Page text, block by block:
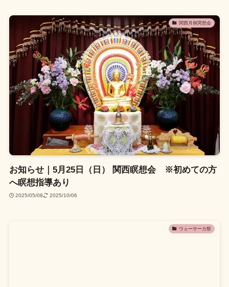
関西月例冥想会
お知らせ｜5月25日（日） 関西瞑想会 ※初めての方
へ瞑想指導あり
2025/05/08 2025/10/06
ウェーサーカ祭